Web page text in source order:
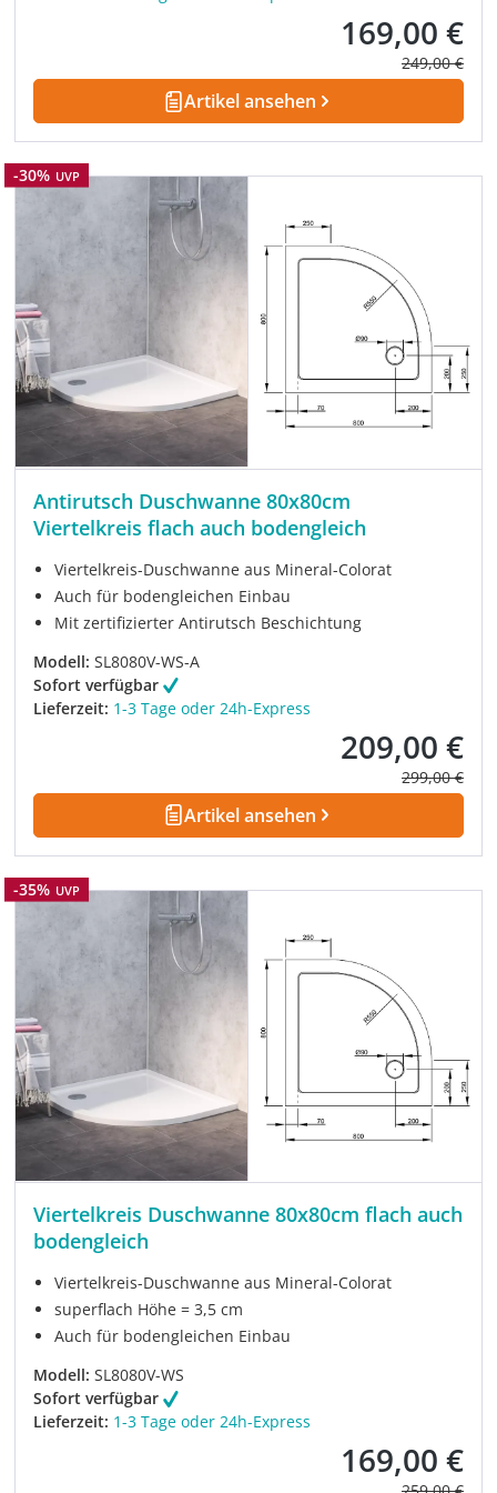
Verkaufspreis:
169,00 €
Regulärer
249,00 €
Artikel ansehen
Rabatt
-30% UVP
Antirutsch Duschwanne 80x80cm
Viertelkreis flach auch bodengleich
Viertelkreis-Duschwanne aus Mineral-Colorat
Auch für bodengleichen Einbau
Mit zertifizierter Antirutsch Beschichtung
Modell: SL8080V-WS-A
Sofort verfügbar
Lieferzeit: 1-3 Tage oder 24h-Express
Verkaufspreis:
209,00 €
Regulärer
299,00 €
Artikel ansehen
Rabatt
-35% UVP
Viertelkreis Duschwanne 80x80cm flach auch
bodengleich
Viertelkreis-Duschwanne aus Mineral-Colorat
superflach Höhe = 3,5 cm
Auch für bodengleichen Einbau
Modell: SL8080V-WS
Sofort verfügbar
Lieferzeit: 1-3 Tage oder 24h-Express
Verkaufspreis:
169,00 €